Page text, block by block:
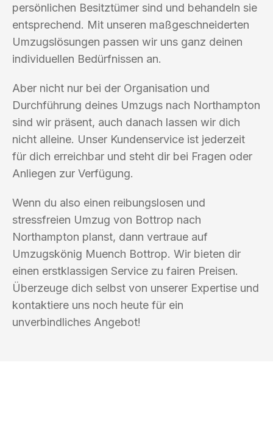
persönlichen Besitztümer sind und behandeln sie
entsprechend. Mit unseren maßgeschneiderten
Umzugslösungen passen wir uns ganz deinen
individuellen Bedürfnissen an.
Aber nicht nur bei der Organisation und
Durchführung deines Umzugs nach Northampton
sind wir präsent, auch danach lassen wir dich
nicht alleine. Unser Kundenservice ist jederzeit
für dich erreichbar und steht dir bei Fragen oder
Anliegen zur Verfügung.
Wenn du also einen reibungslosen und
stressfreien Umzug von Bottrop nach
Northampton planst, dann vertraue auf
Umzugskönig Muench Bottrop. Wir bieten dir
einen erstklassigen Service zu fairen Preisen.
Überzeuge dich selbst von unserer Expertise und
kontaktiere uns noch heute für ein
unverbindliches Angebot!